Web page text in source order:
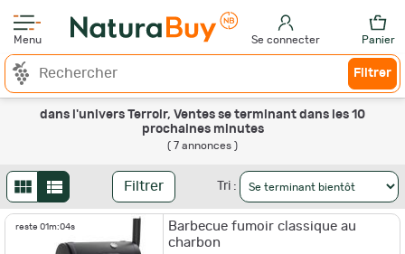
Menu Se connecter Panier
Filtrer
dans l'univers Terroir, Ventes se terminant dans les 10
prochaines minutes
( 7 annonces )
Filtrer Tri :
reste 01m:04s
Barbecue fumoir classique au
charbon